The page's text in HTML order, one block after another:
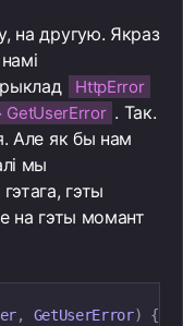
на другую. Якраз
HttpError
GetUserError . Так.
Але як бы нам
мы
гэты
на гэты момант
, GetUserError)
{